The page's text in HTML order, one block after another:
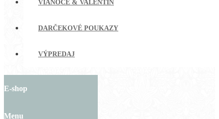
VIANOCE & VALENTÍN
DARČEKOVÉ POUKAZY
VÝPREDAJ
E-shop
Menu